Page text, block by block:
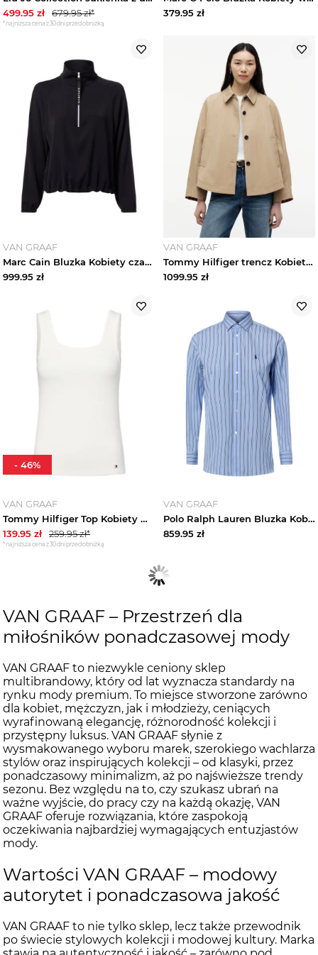
499.95 zł 679.95zł*
*najniższa cena z 30 dni przed obniżką
379.95 zł
VAN GRAAF
Marc Cain Bluzka Kobiety czarny
999.95 zł
VAN GRAAF
Tommy Hilfiger trencz Kobiety Bawełna brązowy
1099.95 zł
VAN GRAAF
Tommy Hilfiger Top Kobiety Dżersej biały
139.95 zł 259.95zł*
*najniższa cena z 30 dni przed obniżką
- 46%
VAN GRAAF
Polo Ralph Lauren Bluzka Kobiety Bawełna niebieski
859.95 zł
VAN GRAAF – Przestrzeń dla
miłośników ponadczasowej mody
VAN GRAAF to niezwykle ceniony sklep
multibrandowy, który od lat wyznacza standardy na
rynku mody premium. To miejsce stworzone zarówno
dla kobiet, mężczyzn, jak i młodzieży, ceniących
wyrafinowaną elegancję, różnorodność kolekcji i
przystępny luksus. VAN GRAAF słynie z
wysmakowanego wyboru marek, szerokiego wachlarza
stylów oraz inspirujących kolekcji – od klasyki, przez
ponadczasowy minimalizm, aż po najświeższe trendy
sezonu. Bez względu na to, czy szukasz ubrań na
ważne wyjście, do pracy czy na każdą okazję, VAN
GRAAF oferuje rozwiązania, które zaspokoją
oczekiwania najbardziej wymagających entuzjastów
mody.
Wartości VAN GRAAF – modowy
autorytet i ponadczasowa jakość
VAN GRAAF to nie tylko sklep, lecz także przewodnik
po świecie stylowych kolekcji i modowej kultury. Marka